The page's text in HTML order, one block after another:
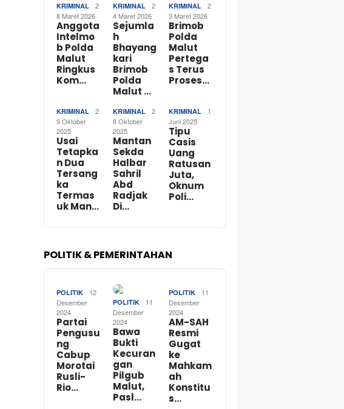
KRIMINAL
2
8 Maret 2026
Anggota
Intelmo
b Polda
Malut
Ringkus
Kom…
KRIMINAL
2
4 Maret 2026
Sejumla
h
Bhayang
kari
Brimob
Polda
Malut …
KRIMINAL
2
3 Maret 2026
Brimob
Polda
Malut
Pertega
s Terus
Proses…
KRIMINAL
2
9 Oktober
2025
Usai
Tetapka
n Dua
Tersang
ka
Termas
uk Man…
KRIMINAL
2
8 Oktober
2025
Mantan
Sekda
Halbar
Sahril
Abd
Radjak
Di…
KRIMINAL
1
Juni 2025
Tipu
Casis
Uang
Ratusan
Juta,
Oknum
Poli…
POLITIK & PEMERINTAHAN
POLITIK
12
Desember
2024
Partai
Pengusu
ng
Cabup
Morotai
Rusli-
Rio…
POLITIK
11
Desember
2024
Bawa
Bukti
Kecuran
gan
Pilgub
Malut,
Pasl…
POLITIK
11
Desember
2024
AM-SAH
Resmi
Gugat
ke
Mahkam
ah
Konstitu
s…